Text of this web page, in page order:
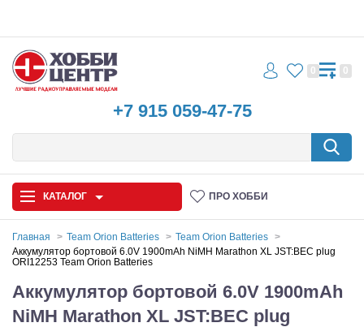
+7 915 059-47-75
0 0
КАТАЛОГ ПРО ХОББИ
Автомодели
Запчасти и аксессуары
Главная Team Orion Batteries
Team Orion Batteries
Аккумулятор бортовой 6.0V 1900mAh NiMH Marathon XL JST:BEC plug
ORI12253 Team Orion Batteries
Аккумулятор бортовой 6.0V 1900mAh
NiMH Marathon XL JST:BEC plug